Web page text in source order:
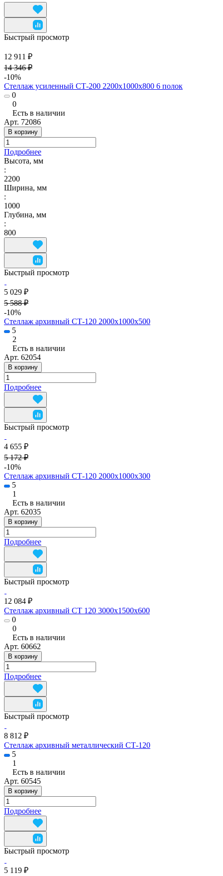
Быстрый просмотр
12 911 ₽
14 346 ₽
-10%
Стеллаж усиленный СТ-200 2200x1000x800 6 полок
0
0
Есть в наличии
Арт. 72086
В корзину
Подробнее
Высота, мм
:
2200
Ширина, мм
:
1000
Глубина, мм
:
800
Быстрый просмотр
5 029 ₽
5 588 ₽
-10%
Стеллаж архивный СТ-120 2000х1000х500
5
2
Есть в наличии
Арт. 62054
В корзину
Подробнее
Быстрый просмотр
4 655 ₽
5 172 ₽
-10%
Стеллаж архивный СТ-120 2000х1000х300
5
1
Есть в наличии
Арт. 62035
В корзину
Подробнее
Быстрый просмотр
12 084 ₽
Стеллаж архивный СТ 120 3000x1500x600
0
0
Есть в наличии
Арт. 60662
В корзину
Подробнее
Быстрый просмотр
8 812 ₽
Стеллаж архивный металлический СТ-120
5
1
Есть в наличии
Арт. 60545
В корзину
Подробнее
Быстрый просмотр
5 119 ₽